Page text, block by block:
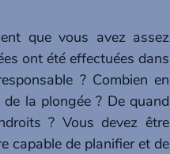
que vous avez assez
ont été effectuées dans
? Combien en
la plongée ? De quand
? Vous devez être
capable de planifier et de